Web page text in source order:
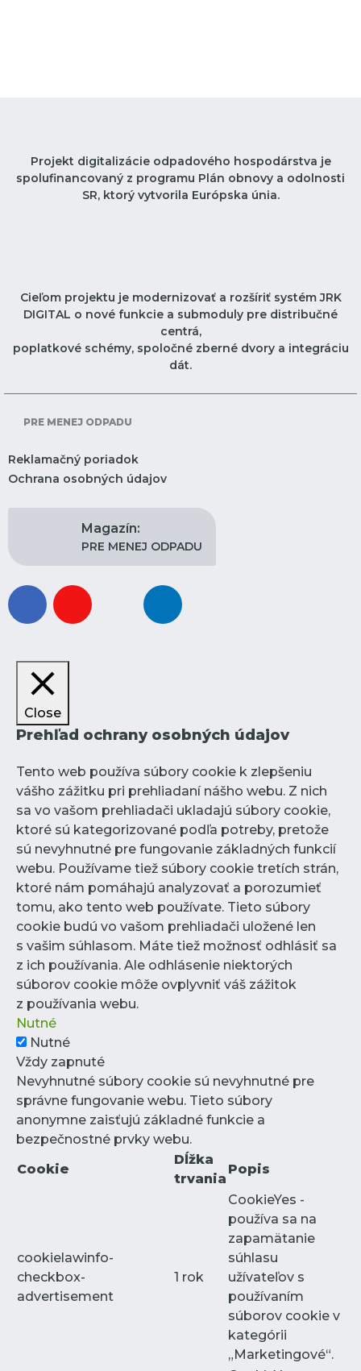
Projekt digitalizácie odpadového hospodárstva je
spolufinancovaný z programu Plán obnovy a odolnosti
SR, ktorý vytvorila Európska únia.
Cieľom projektu je modernizovať a rozšíriť systém JRK
DIGITAL o nové funkcie a submoduly pre distribučné
centrá,
poplatkové schémy, spoločné zberné dvory a integráciu
dát.
PRE MENEJ ODPADU
Reklamačný poriadok
Ochrana osobných údajov
Magazín:
PRE MENEJ ODPADU
facebookyoutube instagramlinkedin
Close
Prehľad ochrany osobných údajov
Tento web používa súbory cookie k zlepšeniu
vášho zážitku pri prehliadaní nášho webu. Z nich
sa vo vašom prehliadači ukladajú súbory cookie,
ktoré sú kategorizované podľa potreby, pretože
sú nevyhnutné pre fungovanie základných funkcií
webu. Používame tiež súbory cookie tretích strán,
ktoré nám pomáhajú analyzovať a porozumieť
tomu, ako tento web používate. Tieto súbory
cookie budú vo vašom prehliadači uložené len
s vašim súhlasom. Máte tiež možnosť odhlásiť sa
z ich používania. Ale odhlásenie niektorých
súborov cookie môže ovplyvniť váš zážitok
z používania webu.
Nutné
Nutné
Vždy zapnuté
Nevyhnutné súbory cookie sú nevyhnutné pre
správne fungovanie webu. Tieto súbory
anonymne zaisťujú základné funkcie a
bezpečnostné prvky webu.
Cookie
Dĺžka
trvania
Popis
cookielawinfo-
checkbox-
advertisement
1 rok
CookieYes -
používa sa na
zapamätanie
súhlasu
užívateľov s
používaním
súborov cookie v
kategórii
„Marketingové“.